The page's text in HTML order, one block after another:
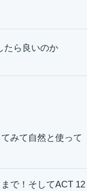
たら良いのか
みて自然と使って
で！そしてACT 12